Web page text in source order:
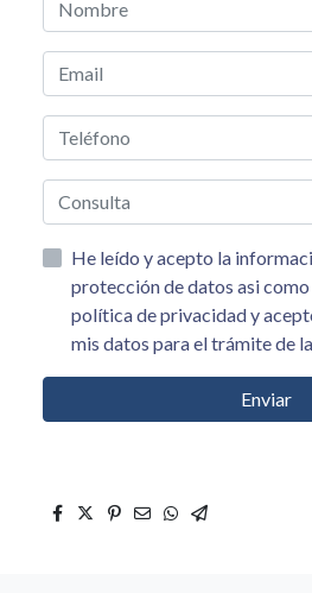
He leído y acepto la información básica sobre
protección de datos asi como el aviso legal y la
política de privacidad y acepto el tratamiento de
mis datos para el trámite de
Enviar